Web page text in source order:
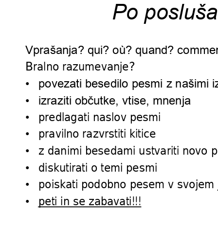
Po
Vprašanja? qui? où? quand?
Bralno razumevanje?
• povezati besedilo pesmi z našimi
•
izraziti občutke, vtise, mnenja
• predlagati naslov pesmi
• pravilno razvrstiti kitice
• z danimi besedami ustvariti novo
• diskutirati o temi pesmi
• poiskati podobno pesem v
• peti in se zabavati!!!